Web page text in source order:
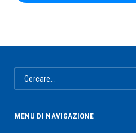
MENU DI NAVIGAZIONE